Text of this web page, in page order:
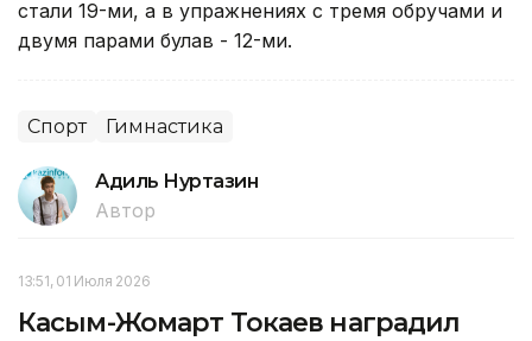
стали 19-ми, а в упражнениях с тремя обручами и
двумя парами булав - 12-ми.
Спорт Гимнастика
Адиль Нуртазин
Автор
13:51, 01 Июля 2026
Касым-Жомарт Токаев наградил